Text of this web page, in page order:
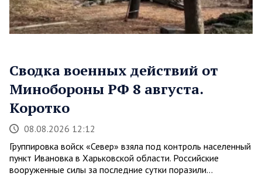
Сводка военных действий от
Минобороны РФ 8 августа.
Коротко
08.08.2026 12:12
Группировка войск «Север» взяла под контроль населенный
пункт Ивановка в Харьковской области. Российские
вооруженные силы за последние сутки поразили…